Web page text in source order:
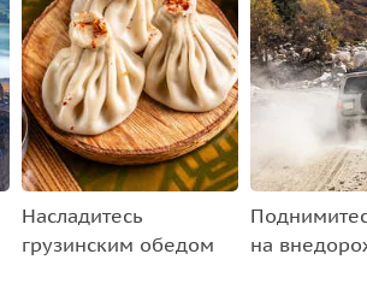
Насладитесь
грузинским обедом
на